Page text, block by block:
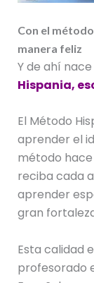
Con el
manera feliz
Y de ahí
Hispania,
El Método
aprender el
método hace
reciba cada
aprender
gran
Esta calidad
profesorado